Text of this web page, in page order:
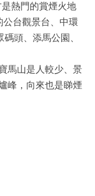
熱門的賞煙火地
台觀景台、中環
頭、添馬公園、
馬山是人較少、景
峰，向來也是睇煙